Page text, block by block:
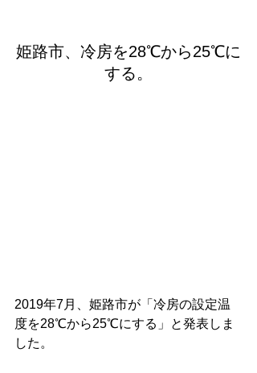
姫路市、冷房を28℃から25℃に
する。
2019年7月、姫路市が「冷房の設定温
度を28℃から25℃にする」と発表しま
した。